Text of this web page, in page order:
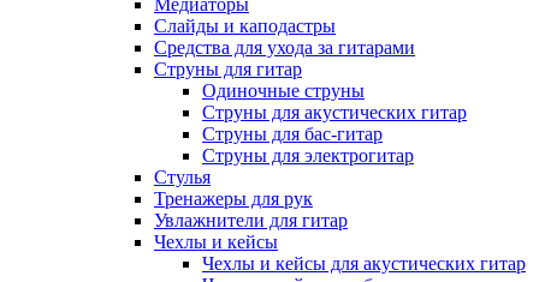
Медиаторы
Слайды и каподастры
Средства для ухода за гитарами
Струны для гитар
Одиночные струны
Струны для акустических гитар
Струны для бас-гитар
Струны для электрогитар
Стулья
Тренажеры для рук
Увлажнители для гитар
Чехлы и кейсы
Чехлы и кейсы для акустических гитар